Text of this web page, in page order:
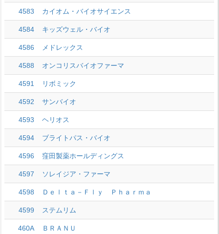
4583 カイオム・バイオサイエンス
4584 キッズウェル・バイオ
4586 メドレックス
4588 オンコリスバイオファーマ
4591 リボミック
4592 サンバイオ
4593 ヘリオス
4594 ブライトパス・バイオ
4596 窪田製薬ホールディングス
4597 ソレイジア・ファーマ
4598 Ｄｅｌｔａ－Ｆｌｙ Ｐｈａｒｍａ
4599 ステムリム
460A ＢＲＡＮＵ